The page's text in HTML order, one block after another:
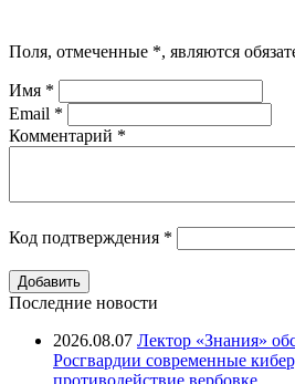
Поля, отмеченные *, являются
Имя *
Email *
Комментарий *
Код подтверждения *
Последние новости
2026.08.07 Лектор «Знания»
Росгвардии современные
противодействие вербовке